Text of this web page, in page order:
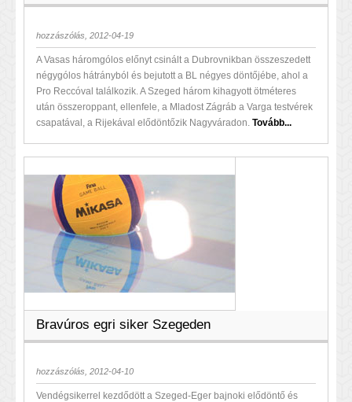
hozzászólás, 2012-04-19
A Vasas háromgólos előnyt csinált a Dubrovnikban összeszedett
négygólos hátrányból és bejutott a BL négyes döntőjébe, ahol a
Pro Reccóval találkozik. A Szeged három kihagyott ötméteres
után összeroppant, ellenfele, a Mladost Zágráb a Varga testvérek
csapatával, a Rijekával elődöntőzik Nagyváradon. Tovább...
Bravúros egri siker Szegeden
hozzászólás, 2012-04-10
Vendégsikerrel kezdődött a Szeged-Eger bajnoki elődöntő és